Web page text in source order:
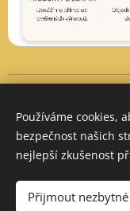
Používáme cookies,
bezpečnost našich
nejlepší zkušenost
Přijmout nezbytné